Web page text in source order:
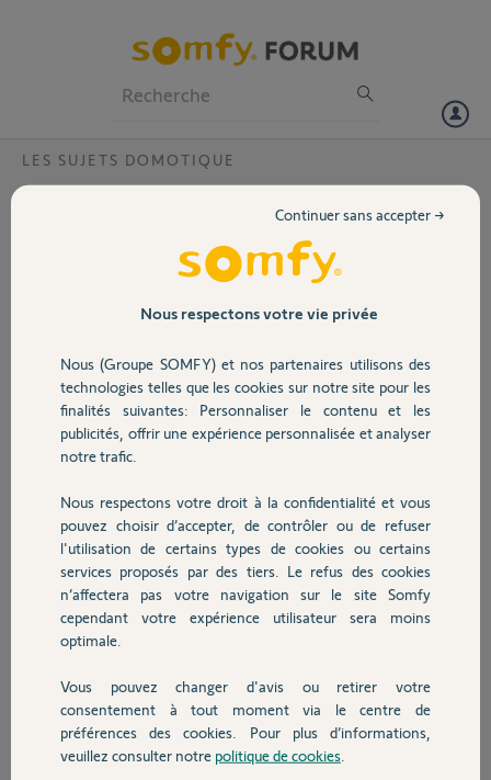
Volet
Sécurité
Domotique
Chauffage
Autres produits
Devis avec un pro
Contact
LES SUJETS DOMOTIQUE
Comment Réinitialiser le code pin ?
Je viens d’acquérir une maison j’aimerai savoir quelle a est la
procédure à suive pour mettre la domo tique sur mon portable car en
essayant sur l’application j’ai un message du code pin incorrect mais la
Merci,
Roger M.
il y a presque 5 ans
Participer au fil de discussion
Réponses
Bonjour Roger,
Je viens de dissocier votre Tahoma du compte auquel elle était rattachée,
vous pouvez l'activer dès à présent.
Bonne journée,
Nous respectons votre vie privée
Nous (Groupe SOMFY) et nos partenaires utilisons des
technologies telles que les cookies sur notre site pour les
finalités suivantes: Personnaliser le contenu et les
publicités, offrir une expérience personnalisée et analyser
notre trafic.
Nous respectons votre droit à la confidentialité et vous
pouvez choisir d’accepter, de contrôler ou de refuser
l'utilisation de certains types de cookies ou certains
services proposés par des tiers. Le refus des cookies
n’affectera pas votre navigation sur le site Somfy
cependant votre expérience utilisateur sera moins
optimale.
Vous pouvez changer d'avis ou retirer votre
consentement à tout moment via le centre de
préférences des cookies. Pour plus d’informations,
veuillez consulter notre politique de cookies
Continuer sans accepter →